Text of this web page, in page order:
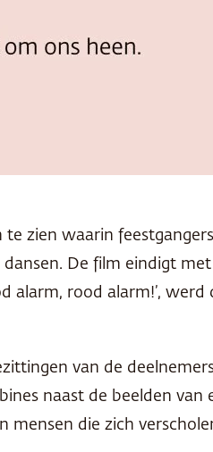
zien waarin
De film eindigt
alarm, rood alarm!’, werd
van de
naast de beelden van
mensen die zich